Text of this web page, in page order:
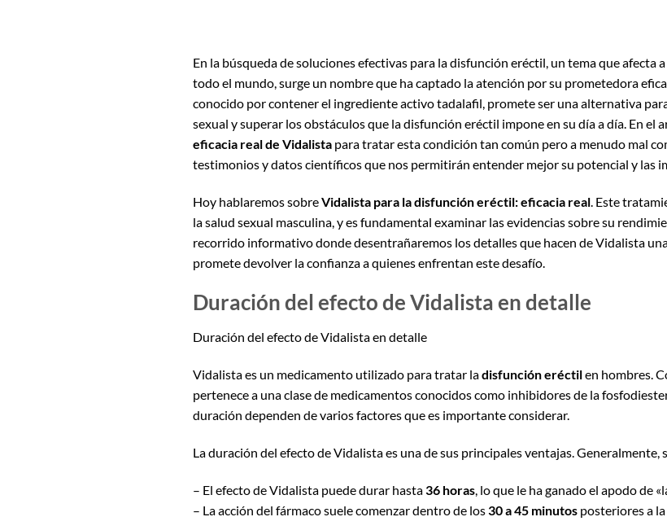
En la búsqueda de soluciones efectivas para la disfunción eréctil, un tema que afecta
todo el mundo, surge un nombre que ha captado la atención por su prometedora
conocido por contener el ingrediente activo tadalafil, promete ser una alternativa
sexual y superar los obstáculos que la disfunción eréctil impone en su día a día. En el
eficacia real de Vidalista para tratar esta condición tan común pero a menudo mal
testimonios y datos científicos que nos permitirán entender mejor su potencial y las
Hoy hablaremos sobreVidalista para la disfunción eréctil: eficacia real . Este
la salud sexual masculina, y es fundamental examinar las evidencias sobre su
recorrido informativo donde desentrañaremos los detalles que hacen de Vidalista
promete devolver la confianza a quienes enfrentan este desafío.
Duración del efecto de Vidalista en detalle
Duración del efecto de Vidalista en detalle
Vidalista es un medicamento utilizado para tratar ladisfunción eréctilen hombres.
pertenece a una clase de medicamentos conocidos como inhibidores de la
duración dependen de varios factores que es importante considerar.
La duración del efecto de Vidalista es una de sus principales ventajas. Generalmente,
– El efecto de Vidalista puede durar hasta36 horas , lo que le ha ganado el apodo de
– La acción del fármaco suele comenzar dentro de los30 a 45 minutos posteriores a